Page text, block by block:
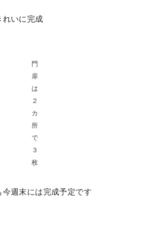
れいに完成
門
扉
は
２
カ
所
で
３
枚
週末には完成予定です